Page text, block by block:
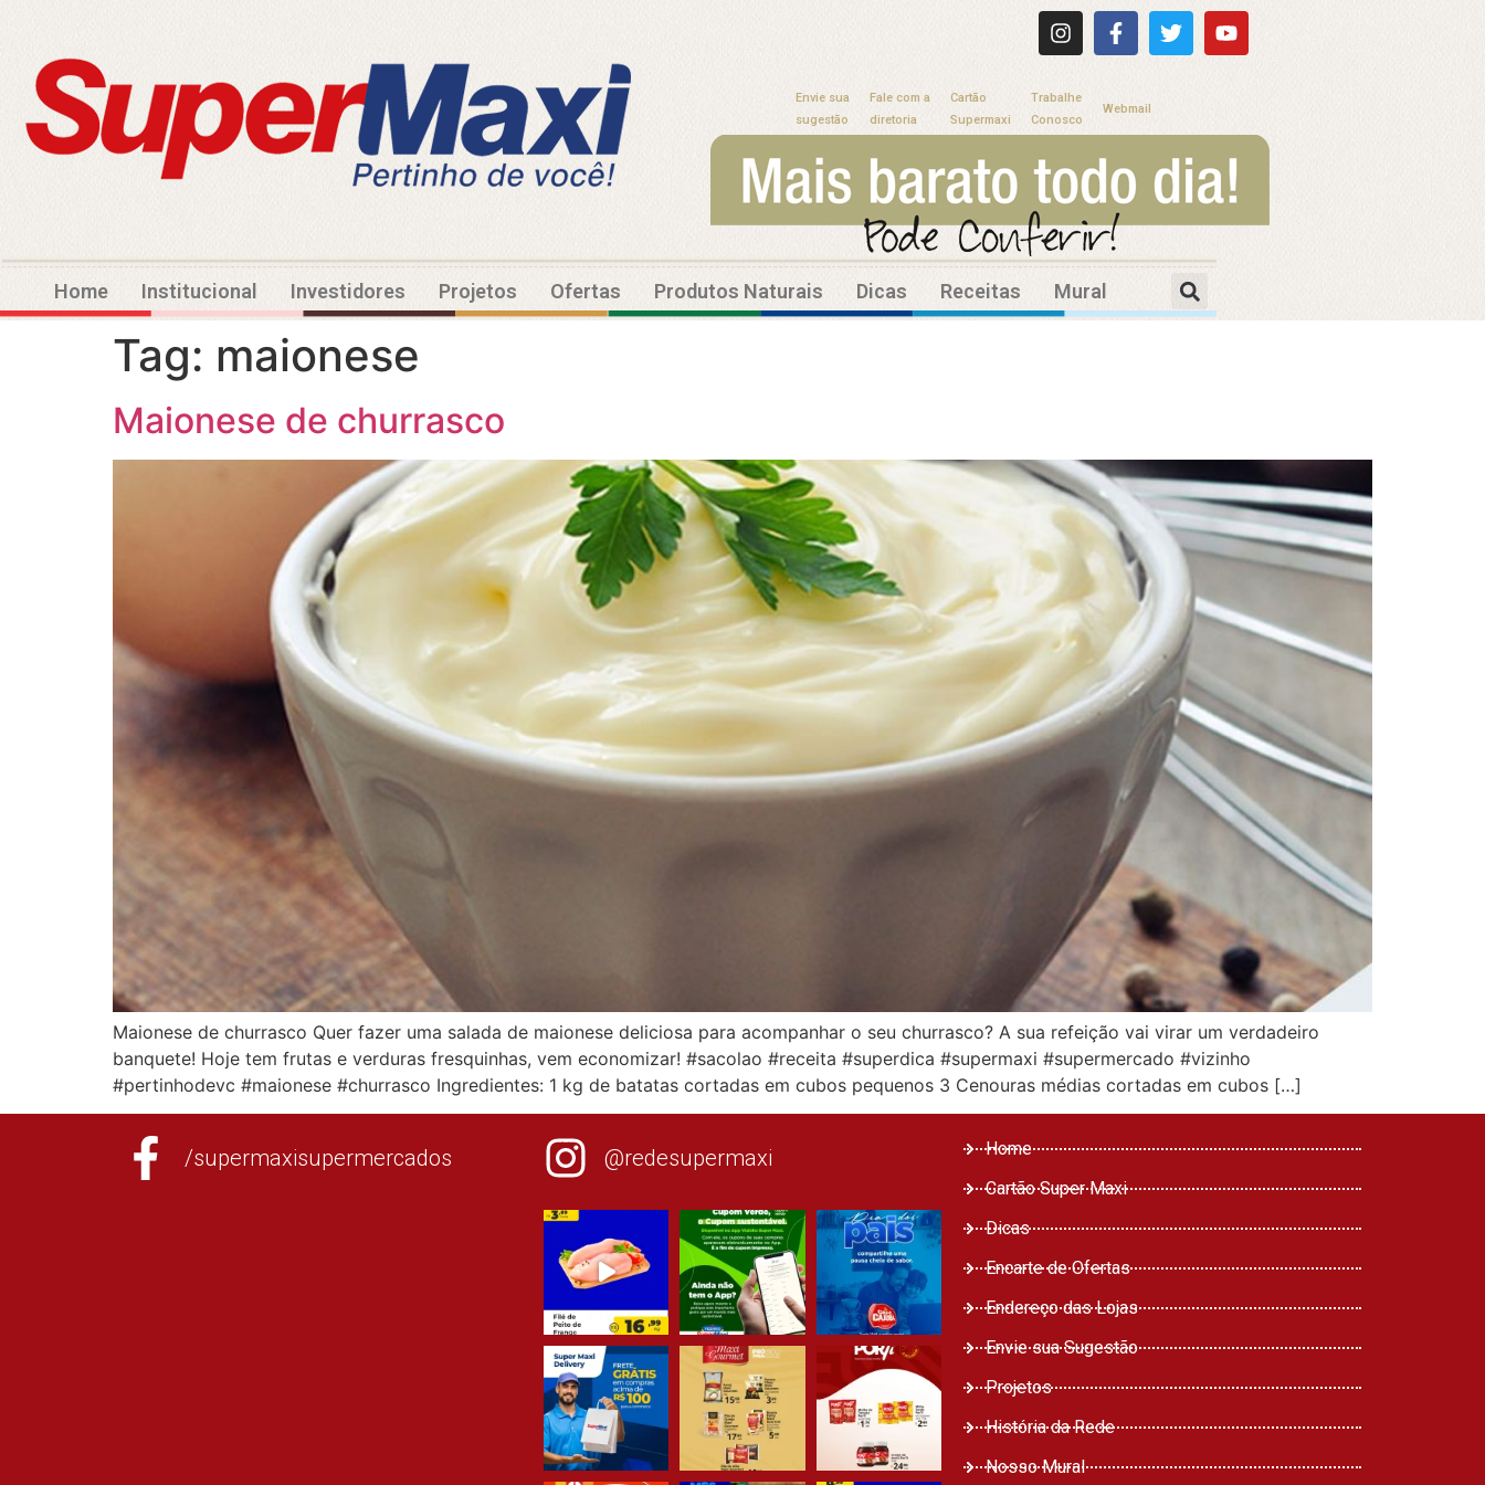
Envie sua
sugestão
Fale com a
diretoria
Cartão
Supermaxi
Trabalhe
Conosco
Webmail
Home Institucional Investidores Projetos Ofertas Produtos Naturais Dicas Receitas Mural
Tag: maionese
Maionese de churrasco
Maionese de churrasco Quer fazer uma salada de maionese deliciosa para acompanhar o seu churrasco? A sua refeição vai virar um verdadeiro
banquete! Hoje tem frutas e verduras fresquinhas, vem economizar! #sacolao #receita #superdica #supermaxi #supermercado #vizinho
#pertinhodevc #maionese #churrasco Ingredientes: 1 kg de batatas cortadas em cubos pequenos 3 Cenouras médias cortadas em cubos […]
/supermaxisupermercados @redesupermaxi
Home
Cartão Super Maxi
Dicas
Encarte de Ofertas
Endereço das Lojas
Envie sua Sugestão
Projetos
História da Rede
Nosso Mural